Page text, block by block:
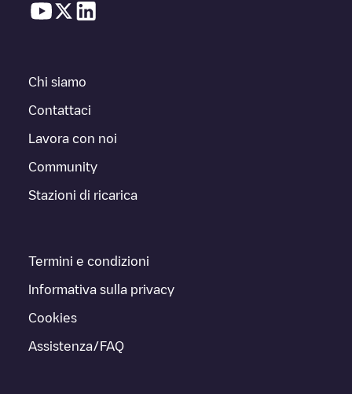
Chi siamo
Contattaci
Lavora con noi
Community
Stazioni di ricarica
Termini e condizioni
Informativa sulla privacy
Cookies
Assistenza/FAQ